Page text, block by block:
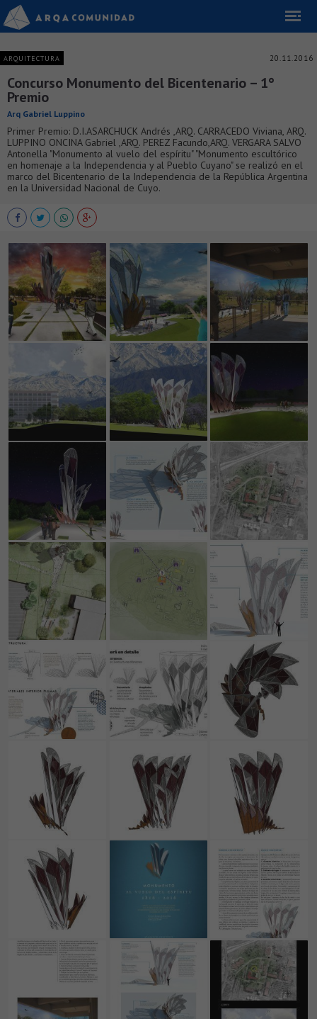
ARQUITECTURA 20.11.2016
Concurso Monumento del Bicentenario – 1°
Premio
Arq Gabriel Luppino
Primer Premio: D.I.ASARCHUCK Andrés ,ARQ. CARRACEDO Viviana, ARQ.
LUPPINO ONCINA Gabriel ,ARQ. PEREZ Facundo,ARQ. VERGARA SALVO
Antonella "Monumento al vuelo del espíritu" "Monumento escultórico
en homenaje a la Independencia y al Pueblo Cuyano" se realizó en el
marco del Bicentenario de la Independencia de la República Argentina
en la Universidad Nacional de Cuyo.